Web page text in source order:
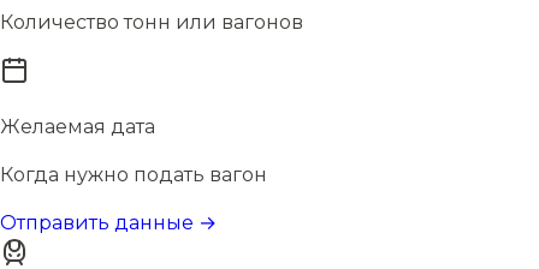
Количество тонн или вагонов
Желаемая дата
Когда нужно подать вагон
Отправить данные →